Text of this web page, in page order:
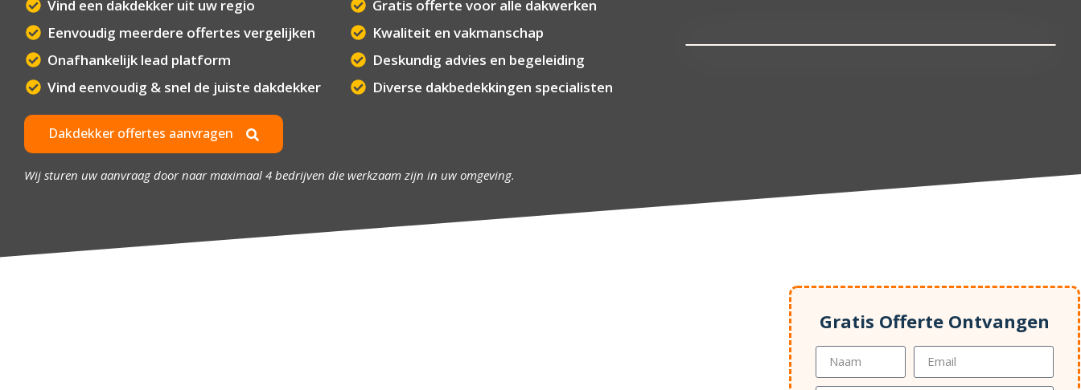
Vind een dakdekker uit uw regio
Eenvoudig meerdere offertes vergelijken
Onafhankelijk lead platform
Vind eenvoudig & snel de juiste dakdekker
Gratis offerte voor alle dakwerken
Kwaliteit en vakmanschap
Deskundig advies en begeleiding
Diverse dakbedekkingen specialisten
Dakdekker offertes aanvragen
Wij sturen uw aanvraag door naar maximaal 4 bedrijven die werkzaam zijn in uw omgeving.
Gratis Offerte Ontvangen